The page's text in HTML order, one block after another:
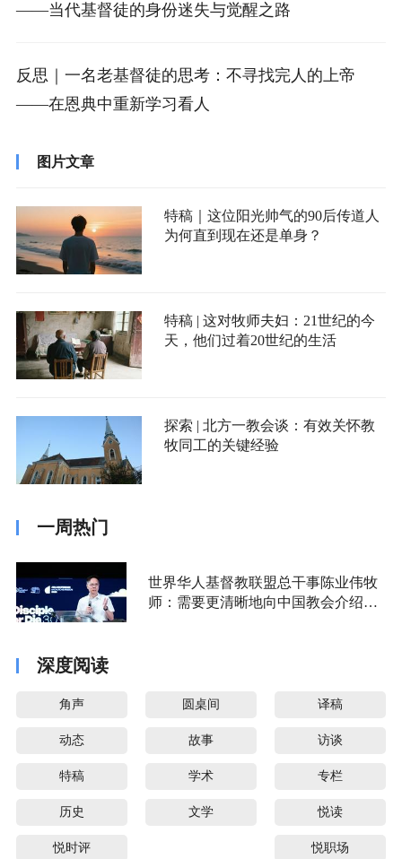
——当代基督徒的身份迷失与觉醒之路
反思｜一名老基督徒的思考：不寻找完人的上帝
——在恩典中重新学习看人
图片文章
特稿｜这位阳光帅气的90后传道人
为何直到现在还是单身？
特稿 | 这对牧师夫妇：21世纪的今
天，他们过着20世纪的生活
探索 | 北方一教会谈：有效关怀教
牧同工的关键经验
一周热门
世界华人基督教联盟总干事陈业伟牧
师：需要更清晰地向中国教会介绍福
深度阅读
角声 圆桌间 译稿
动态 故事 访谈
特稿 学术 专栏
历史 文学 悦读
悦时评 悦职场